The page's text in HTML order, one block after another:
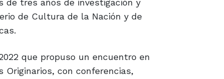
de tres años de investigación y
de Cultura de la Nación y de
que propuso un encuentro en
Originarios, con conferencias,